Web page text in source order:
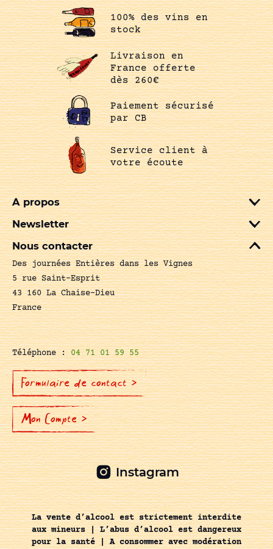
100% des vins en
stock
Livraison en
France offerte
dès 260€
Paiement sécurisé
par CB
Service client à
votre écoute
A propos
Newsletter
Nous contacter
Des journées Entières dans les Vignes
5 rue Saint-Esprit
43 160 La Chaise-Dieu
France
Téléphone :04 71 01 59 55
Formulaire de contact >
Mon Compte >
Instagram
La vente d’alcool est strictement interdite
aux mineurs | L’abus d’alcool est dangereux
pour la santé | A consommer avec modération